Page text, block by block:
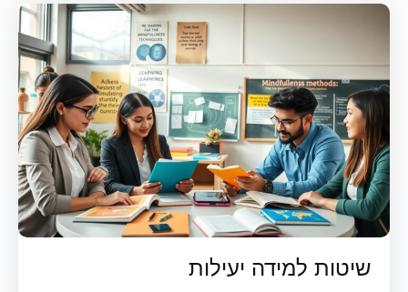
שיטות למידה יעילות